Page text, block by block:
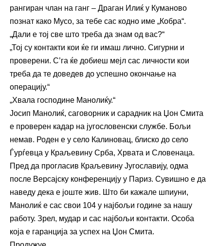
рангиран члан на ганг – Драган Илиќ у Куманово
познат како Мусо, за тебе сас кодно име „Кобра“.
„Дали е тој све што треба да знам од вас?“
„Тој су контакти кои ќе ги имаш лично. Сигурни и
проверени. С’га ќе добиеш мејл сас личности кои
треба да те доведев до успешно окончање на
операцију.“
„Хвала господине Манолиќу.“
Јосип Манолиќ, саговорник и сарадник на Џон Смита
е проверен кадар на југословенски службе. Бољи
немав. Роден е у село Калиновац, блиско до село
Ѓурѓевца у Краљевину Срба, Хрвата и Словенаца.
Пред да прогласив Краљевину Југославију, одма
после Версајску конференцију у Париз. Сувишно е да
наведу дека е јоште жив. Што би кажале шпиуни,
Манолиќ е сас свои 104 у најбољи године за нашу
работу. Зрел, мудар и сас најбољи контакти. Особа
која е гаранција за успех на Џон Смита.